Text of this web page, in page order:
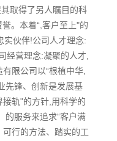
取得了另人瞩目的科
。本着“,客户至上"的
实伙伴!公司人才理念:
经营理念:凝聚的人才,
限公司以“根植中华,
先锋、创新是发展基
轨"的方针,用科学的
的服务来追求“客户满
行的方法、踏实的工